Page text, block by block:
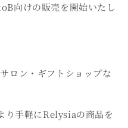
向けの販売を開始いたし
ロン・ギフトショップな
り手軽にRelysiaの商品を